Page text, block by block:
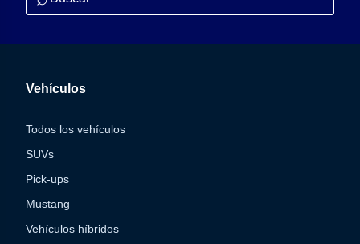
Vehículos
Todos los vehículos
SUVs
Pick-ups
Mustang
Vehículos híbridos